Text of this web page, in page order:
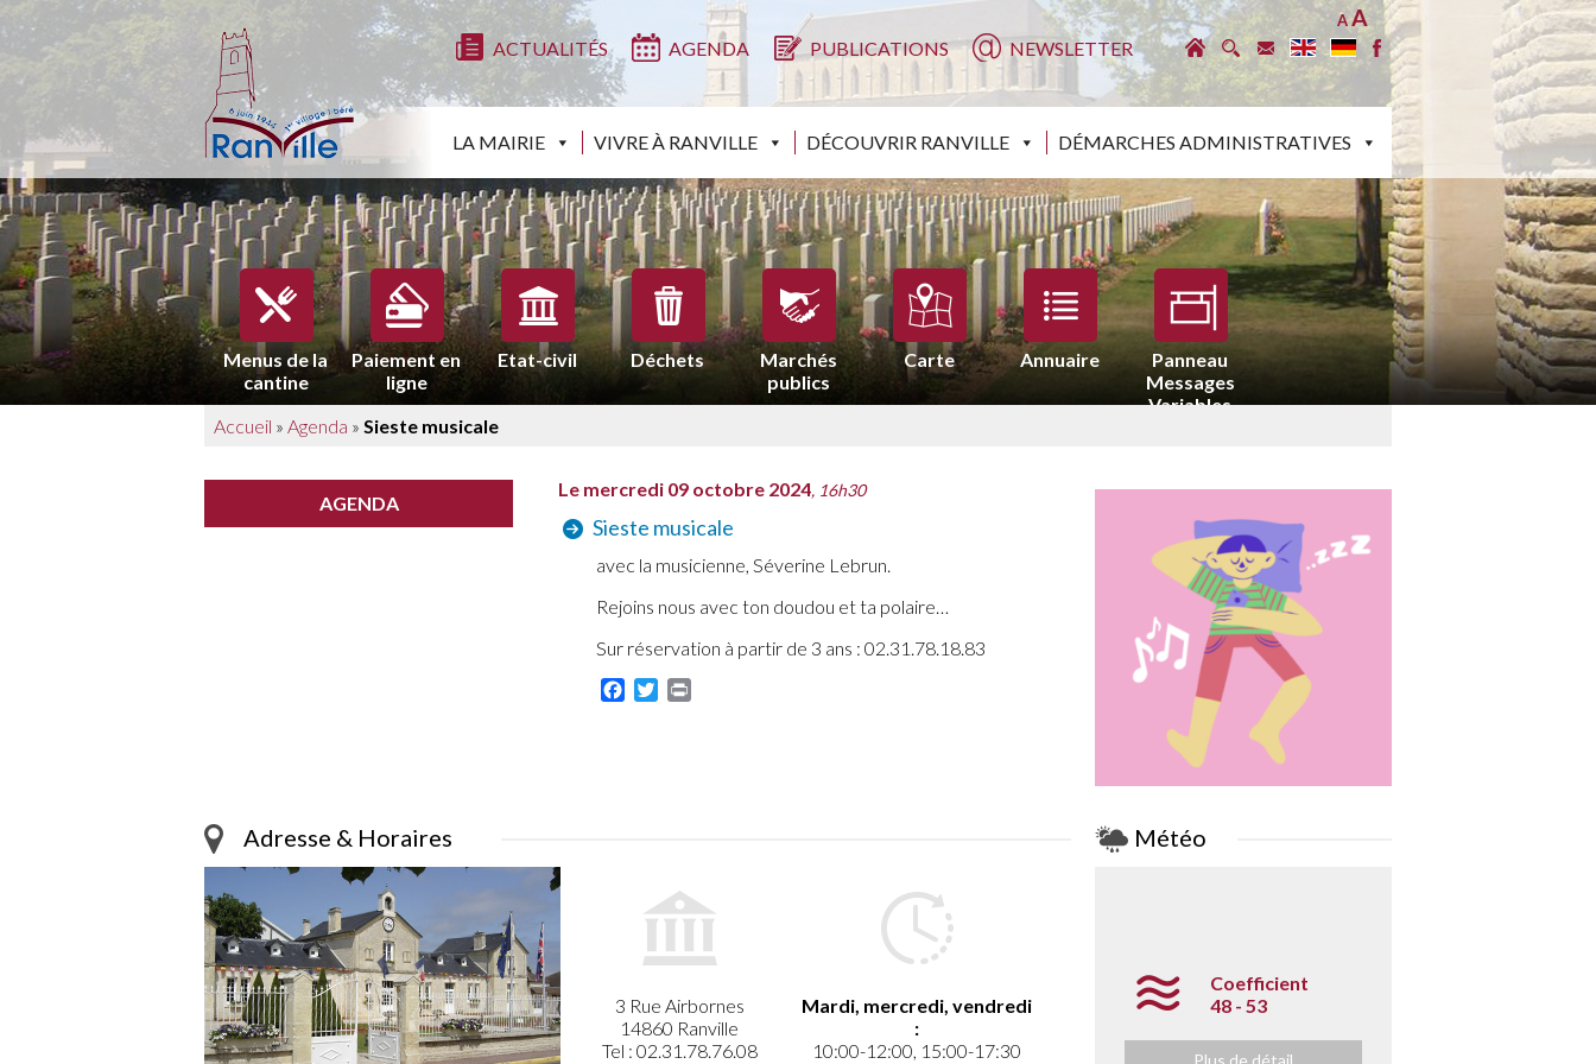
ACTUALITÉS AGENDA PUBLICATIONS NEWSLETTER
AA
LA MAIRIE VIVRE À RANVILLE DÉCOUVRIR RANVILLE DÉMARCHES ADMINISTRATIVES
Menus de la
cantine
Paiement en
ligne
Etat-civil Déchets
Marchés
publics
Carte Annuaire
Panneau
Messages
Variables
Accueil » Agenda » Sieste musicale
AGENDA
Le mercredi 09 octobre 2024, 16h30
Sieste musicale
avec la musicienne, Séverine Lebrun.
Rejoins nous avec ton doudou et ta polaire…
Sur réservation à partir de 3 ans : 02.31.78.18.83
Facebook
Twitter
Adresse & Horaires
3 Rue Airbornes
14860 Ranville
Tel : 02.31.78.76.08
Mardi, mercredi, vendredi
:
10:00-12:00, 15:00-17:30
Météo
Coefficient
48 - 53
Plus de détail